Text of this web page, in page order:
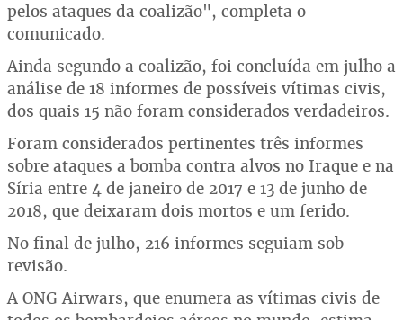
pelos ataques da coalizão", completa o
comunicado.
Ainda segundo a coalizão, foi concluída em julho a
análise de 18 informes de possíveis vítimas civis,
dos quais 15 não foram considerados verdadeiros.
Foram considerados pertinentes três informes
sobre ataques a bomba contra alvos no Iraque e na
Síria entre 4 de janeiro de 2017 e 13 de junho de
2018, que deixaram dois mortos e um ferido.
No final de julho, 216 informes seguiam sob
revisão.
A ONG Airwars, que enumera as vítimas civis de